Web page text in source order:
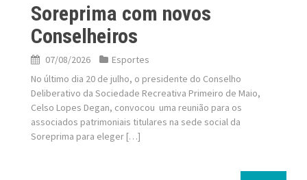
Soreprima com novos
Conselheiros
07/08/2026
Esportes
No último dia 20 de julho, o presidente do Conselho
Deliberativo da Sociedade Recreativa Primeiro de Maio,
Celso Lopes Degan, convocou uma reunião para os
associados patrimoniais titulares na sede social da
Soreprima para eleger […]